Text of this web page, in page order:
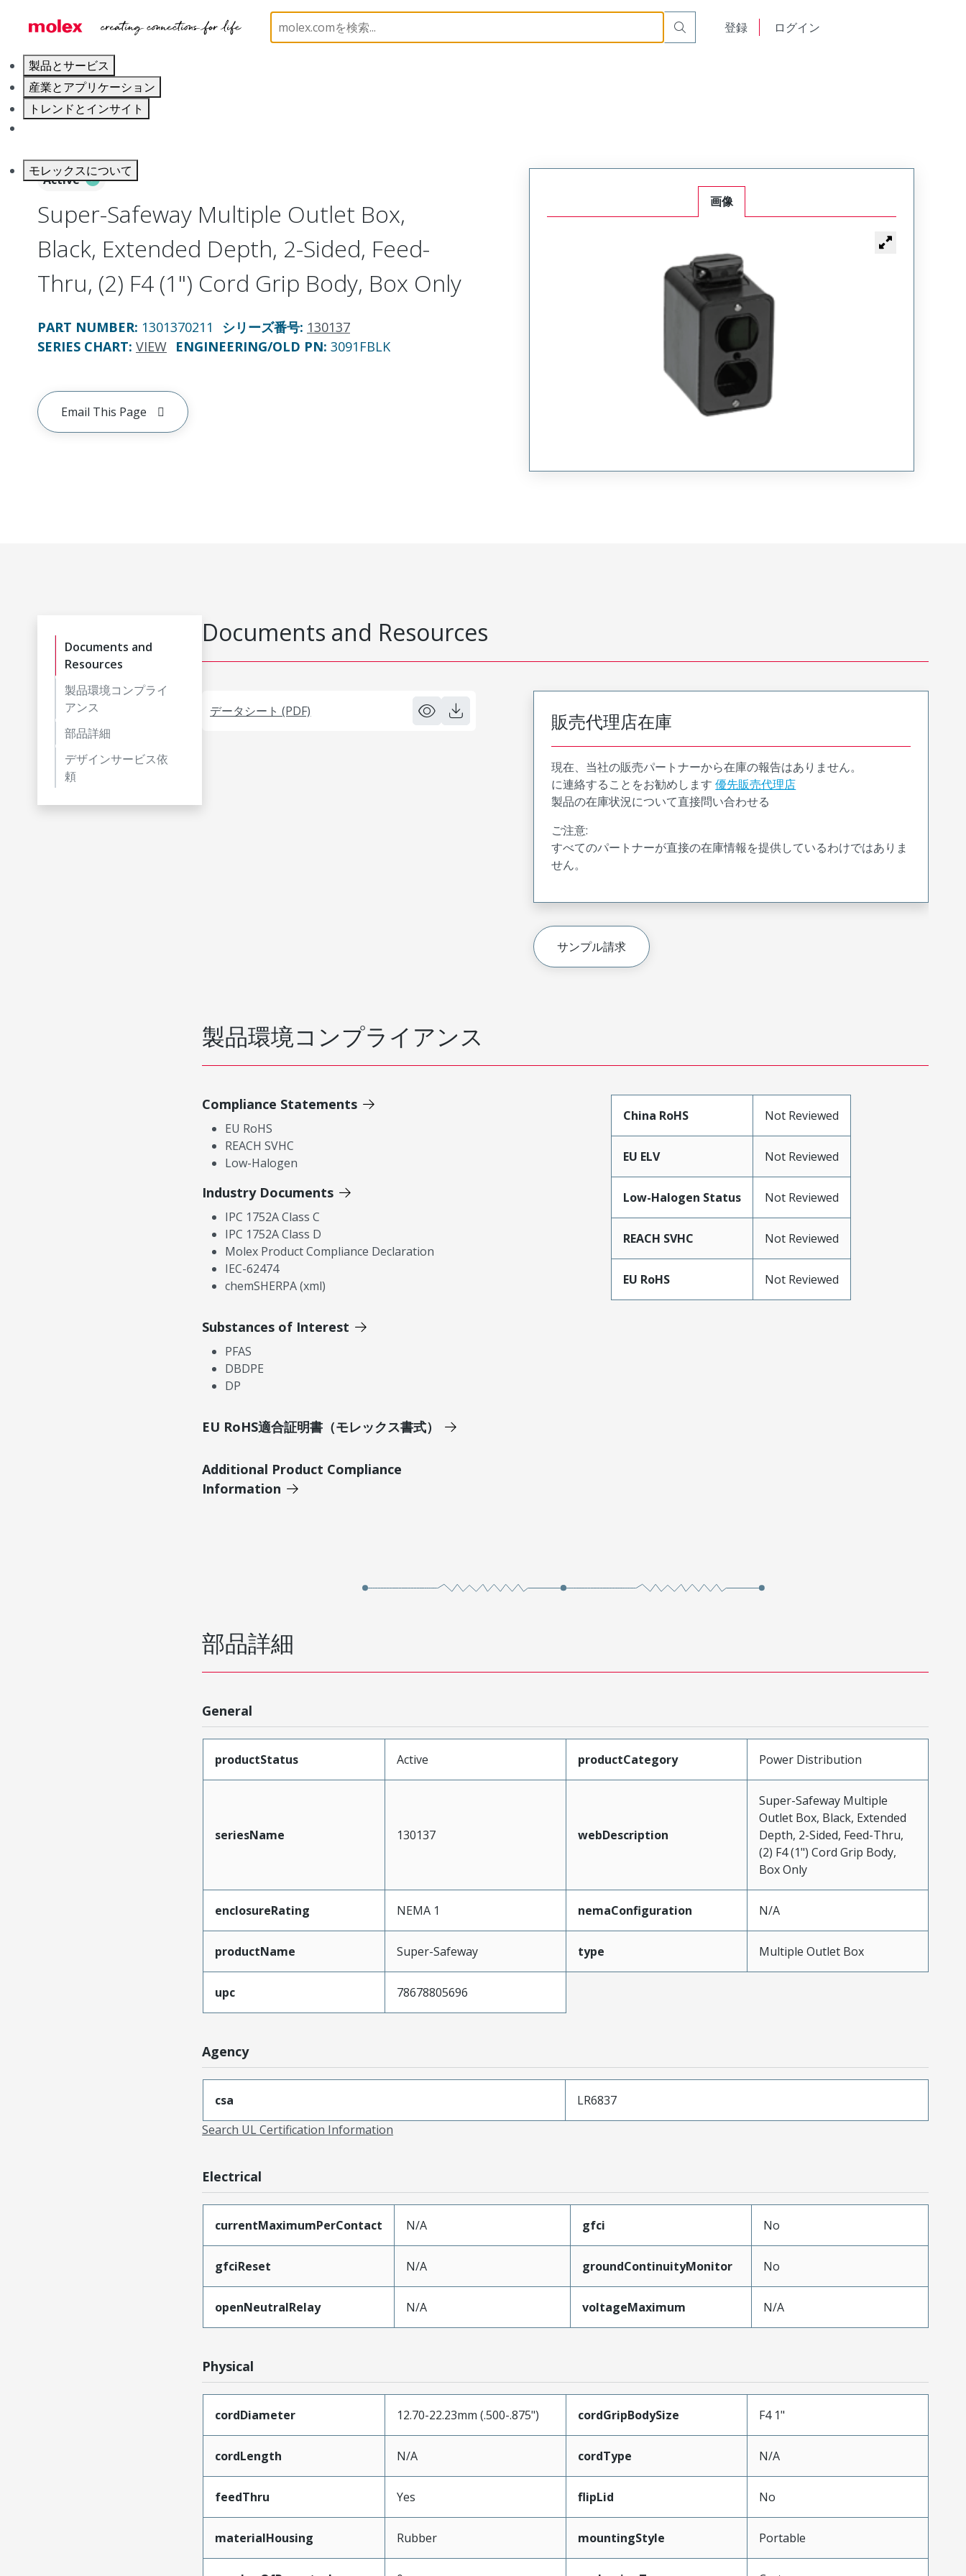
登録 ログイン
製品とサービス
産業とアプリケーション
トレンドとインサイト
モレックスについて
Power Distribution 130137 1301370211
Active
Super-Safeway Multiple Outlet Box,
Black, Extended Depth, 2-Sided, Feed-
Thru, (2) F4 (1") Cord Grip Body, Box Only
PART NUMBER: 1301370211 シリーズ番号: 130137
SERIES CHART: VIEW ENGINEERING/OLD PN: 3091FBLK
Email This Page
画像
Documents and
Resources
製品環境コンプライ
アンス
部品詳細
デザインサービス依
頼
Documents and Resources
データシート (PDF) 販売代理店在庫
現在、当社の販売パートナーから在庫の報告はありません。
に連絡することをお勧めします 優先販売代理店
製品の在庫状況について直接問い合わせる
ご注意:
すべてのパートナーが直接の在庫情報を提供しているわけではありま
せん。
サンプル請求
製品環境コンプライアンス
Compliance Statements
EU RoHS
REACH SVHC
Low-Halogen
Industry Documents
IPC 1752A Class C
IPC 1752A Class D
Molex Product Compliance Declaration
IEC-62474
chemSHERPA (xml)
Substances of Interest
PFAS
DBDPE
DP
EU RoHS適合証明書（モレックス書式）
Additional Product Compliance
Information
China RoHS Not Reviewed
EU ELV Not Reviewed
Low-Halogen Status Not Reviewed
REACH SVHC Not Reviewed
EU RoHS Not Reviewed
部品詳細
General
productStatus Active productCategory Power Distribution
seriesName 130137 webDescription
Super-Safeway Multiple
Outlet Box, Black, Extended
Depth, 2-Sided, Feed-Thru,
(2) F4 (1") Cord Grip Body,
Box Only
enclosureRating NEMA 1 nemaConfiguration N/A
productName Super-Safeway type Multiple Outlet Box
upc 78678805696
Agency
csa
LR6837
Search UL Certification Information
Electrical
currentMaximumPerContact N/A gfci No
gfciReset N/A groundContinuityMonitor No
openNeutralRelay N/A voltageMaximum N/A
Physical
cordDiameter 12.70-22.23mm (.500-.875") cordGripBodySize F4 1"
cordLength N/A cordType N/A
feedThru Yes flipLid No
materialHousing Rubber mountingStyle Portable